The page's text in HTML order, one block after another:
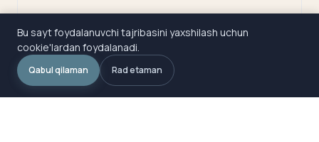
Bu sayt foydalanuvchi tajribasini yaxshilash uchun
cookie'lardan foydalanadi.
Qabul qilaman Rad etaman